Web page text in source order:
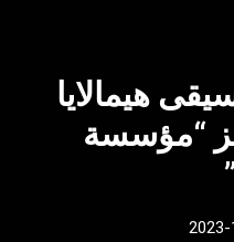
هيمالايا
“مؤسسة